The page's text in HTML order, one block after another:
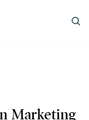
Marketing